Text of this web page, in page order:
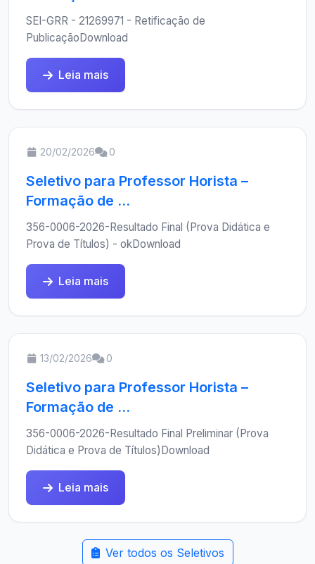
SEI-GRR - 21269971 - Retificação de
PublicaçãoDownload
Leia mais
20/02/2026 0
Seletivo para Professor Horista –
Formação de ...
356-0006-2026-Resultado Final (Prova Didática e
Prova de Títulos) - okDownload
Leia mais
13/02/2026 0
Seletivo para Professor Horista –
Formação de ...
356-0006-2026-Resultado Final Preliminar (Prova
Didática e Prova de Títulos)Download
Leia mais
Ver todos os Seletivos